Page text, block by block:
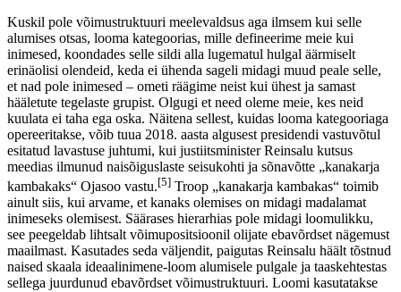
Kuskil pole võimustruktuuri meelevaldsus aga ilmsem kui selle
alumises otsas, looma kategoorias, mille defineerime meie kui
inimesed, koondades selle sildi alla lugematul hulgal äärmiselt
erinäolisi olendeid, keda ei ühenda sageli midagi muud peale selle,
et nad pole inimesed – ometi räägime neist kui ühest ja samast
hääletute tegelaste grupist. Olgugi et need oleme meie, kes neid
kuulata ei taha ega oska. Näitena sellest, kuidas looma kategooriaga
opereeritakse, võib tuua 2018. aasta algusest presidendi vastuvõtul
esitatud lavastuse juhtumi, kui justiitsminister Reinsalu kutsus
meedias ilmunud naisõiguslaste seisukohti ja sõnavõtte „kanakarja
kambakaks“ Ojasoo vastu.[5] Troop „kanakarja kambakas“ toimib
ainult siis, kui arvame, et kanaks olemises on midagi madalamat
inimeseks olemisest. Säärases hierarhias pole midagi loomulikku,
see peegeldab lihtsalt võimupositsioonil olijate ebavõrdset nägemust
maailmast. Kasutades seda väljendit, paigutas Reinsalu häält tõstnud
naised skaala ideaalinimene-loom alumisele pulgale ja taaskehtestas
sellega juurdunud ebavõrdset võimustruktuuri. Loomi kasutatakse